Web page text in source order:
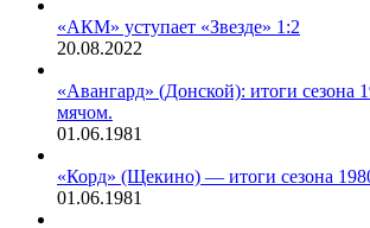
«АКМ» уступает «Звезде» 1:2
20.08.2022
«Авангард» (Донской): итоги сезона
мячом.
01.06.1981
«Корд» (Щекино) — итоги сезона
01.06.1981